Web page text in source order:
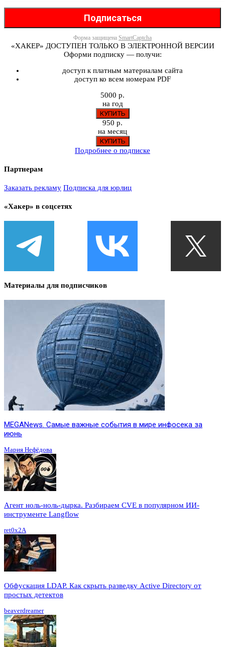
Форма защищена SmartCaptcha
«ХАКЕР» ДОСТУПЕН ТОЛЬКО В ЭЛЕКТРОННОЙ ВЕРСИИ
Оформи подписку — получи:
доступ к платным материалам сайта
доступ ко всем номерам PDF
5000 р.
на год
950 р.
на месяц
Подробнее о подписке
Партнерам
Заказать рекламу Подписка для юрлиц
«Хакер» в соцсетях
Материалы для подписчиков
MEGANews. Cамые важные события в мире инфосека за
июнь
Мария Нефёдова
Агент ноль-ноль-дырка. Разбираем CVE в популярном ИИ-
инструменте Langflow
ret0x2A
Обфускация LDAP. Как скрыть разведку Active Directory от
простых детектов
beaverdreamer